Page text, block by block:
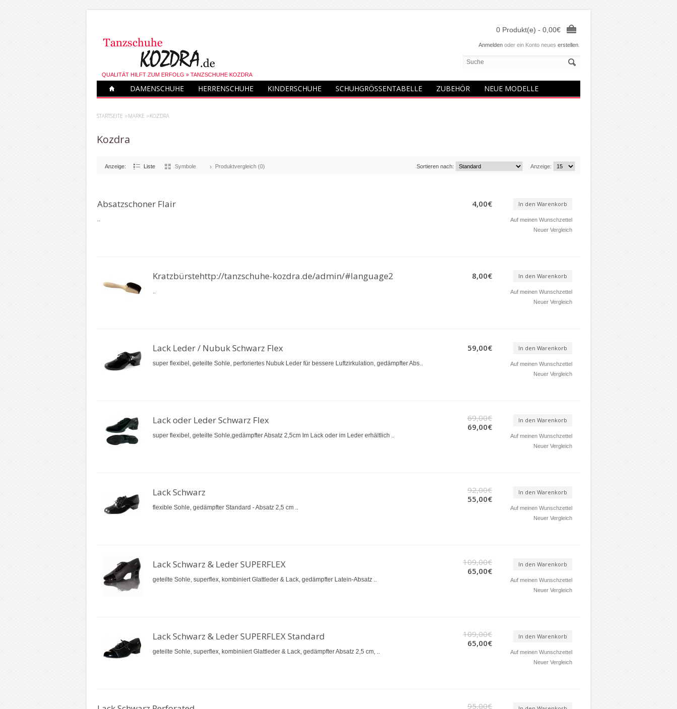
QUALITÄT HILFT ZUM ERFOLG » TANZSCHUHE KOZDRA
Anmelden oder ein Konto neues erstellen
0 Produkt(e) - 0,00€
DAMENSCHUHE HERRENSCHUHE KINDERSCHUHE SCHUHGRÖSSENTABELLE ZUBEHÖR NEUE MODELLE
STARTSEITE »MARKE »KOZDRA
Kozdra
Anzeige: Liste Symbole Produktvergleich (0) Anzeige:
Sortieren nach:
In den Warenkorb
Auf meinen Wunschzettel
Neuer Vergleich
4,00€
Absatzschoner Flair
..
In den Warenkorb
Auf meinen Wunschzettel
Neuer Vergleich
8,00€
Kratzbürstehttp://tanzschuhe-kozdra.de/admin/#language2
..
In den Warenkorb
Auf meinen Wunschzettel
Neuer Vergleich
59,00€
Lack Leder / Nubuk Schwarz Flex
super flexibel, geteilte Sohle, perforiertes Nubuk Leder für bessere Luftzirkulation, gedämpfter Abs..
In den Warenkorb
Auf meinen Wunschzettel
Neuer Vergleich
69,00€
69,00€
Lack oder Leder Schwarz Flex
super flexibel, geteilte Sohle,gedämpfter Absatz 2,5cm Im Lack oder im Leder erhältlich ..
In den Warenkorb
Auf meinen Wunschzettel
Neuer Vergleich
92,00€
55,00€
Lack Schwarz
flexible Sohle, gedämpfter Standard - Absatz 2,5 cm ..
In den Warenkorb
Auf meinen Wunschzettel
Neuer Vergleich
109,00€
65,00€
Lack Schwarz & Leder SUPERFLEX
geteilte Sohle, superflex, kombiniert Glattleder & Lack, gedämpfter Latein-Absatz ..
In den Warenkorb
Auf meinen Wunschzettel
Neuer Vergleich
109,00€
65,00€
Lack Schwarz & Leder SUPERFLEX Standard
geteilte Sohle, superflex, kombiniiert Glattleder & Lack, gedämpfter Absatz 2,5 cm, ..
95,00€